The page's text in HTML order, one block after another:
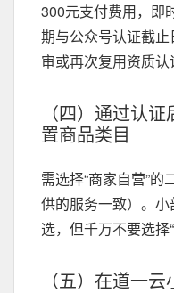
300元支付费用，即
期与公众号认证截
审或再次复用资质认
（四）通过认
置商品类目
需选择“商家自营”
供的服务一致）。
选，但千万不要选择“
（五）在道一